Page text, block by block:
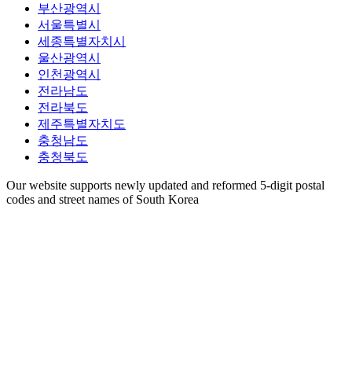
부산광역시
서울특별시
세종특별자치시
울산광역시
인천광역시
전라남도
전라북도
제주특별자치도
충청남도
충청북도
Our website supports newly updated and reformed 5-digit postal
codes and street names of South Korea